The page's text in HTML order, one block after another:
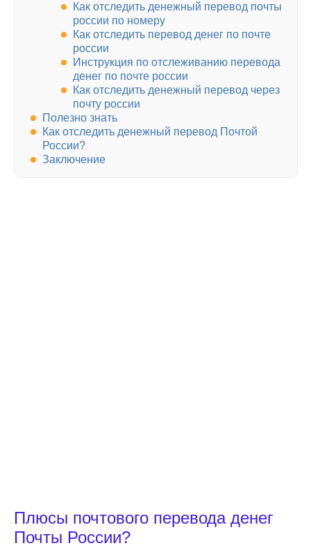
Как отследить денежный перевод почты
россии по номеру
Как отследить перевод денег по почте
россии
Инструкция по отслеживанию перевода
денег по почте россии
Как отследить денежный перевод через
почту россии
Полезно знать
Как отследить денежный перевод Почтой
России?
Заключение
Плюсы почтового перевода денег
Почты России?